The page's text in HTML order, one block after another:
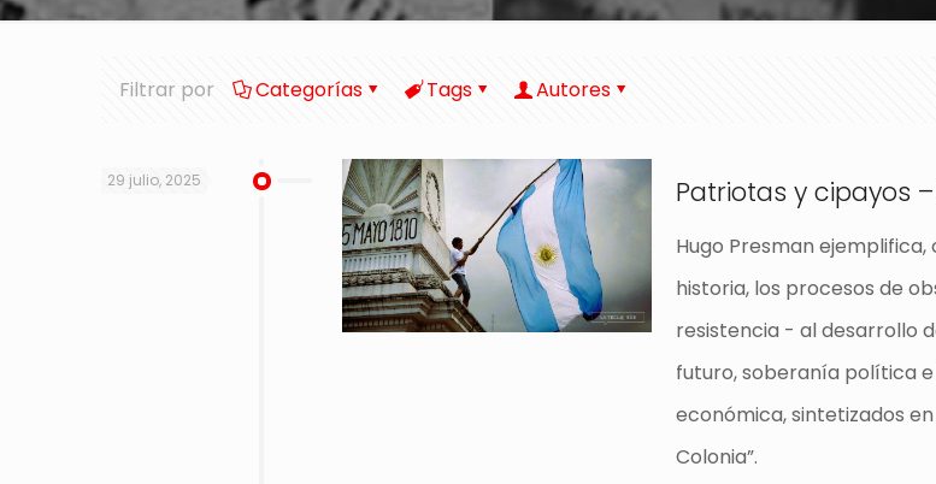
Filtrar por Categorías Tags Autores
29 julio, 2025 Patriotas y cipayos
Hugo Presman
historia, los procesos de
resistencia - al desarrollo
futuro, soberanía política
económica, sintetizados
Colonia”.